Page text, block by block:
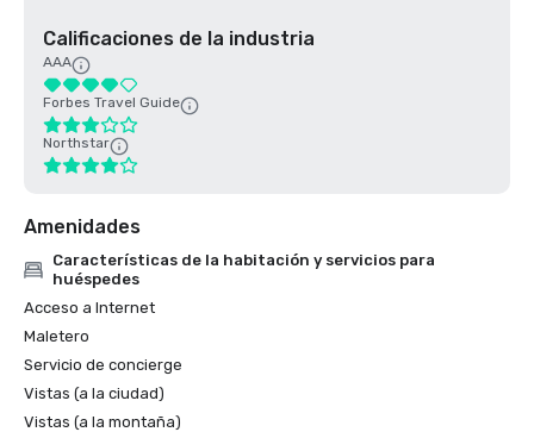
Calificaciones de la industria
AAA
Forbes Travel Guide
Northstar
Amenidades
Características de la habitación y servicios para
huéspedes
Acceso a Internet
Maletero
Servicio de concierge
Vistas (a la ciudad)
Vistas (a la montaña)